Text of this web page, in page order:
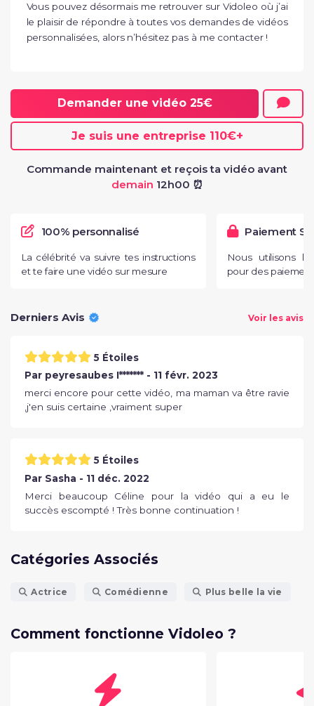
Vous pouvez désormais me retrouver sur Vidoleo où j’ai
le plaisir de répondre à toutes vos demandes de vidéos
personnalisées, alors n’hésitez pas à me contacter !
Demander une vidéo 25€
Je suis une entreprise 110€+
Commande maintenant et reçois ta vidéo avant
demain 12h00 ⏰
100% personnalisé
La célébrité va suivre tes instructions
et te faire une vidéo sur mesure
Paiement
Nous utilisons le
pour des
Derniers Avis Voir les avis
5 Étoiles
Par peyresaubes I******* - 11 févr. 2023
merci encore pour cette vidéo, ma maman va être ravie
,j'en suis certaine ,vraiment super
5 Étoiles
Par Sasha - 11 déc. 2022
Merci beaucoup Céline pour la vidéo qui a eu le
succès escompté ! Très bonne continuation !
Catégories Associés
Actrice Comédienne Plus belle la vie
Comment fonctionne Vidoleo ?